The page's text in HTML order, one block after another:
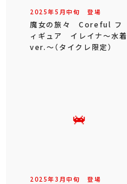
2025年5 月中旬 登場
魔女の旅々 Coreful フ
ィギュア イレイナ～水着
ver.～（タイクレ限定）
2025年3 月中旬 登場